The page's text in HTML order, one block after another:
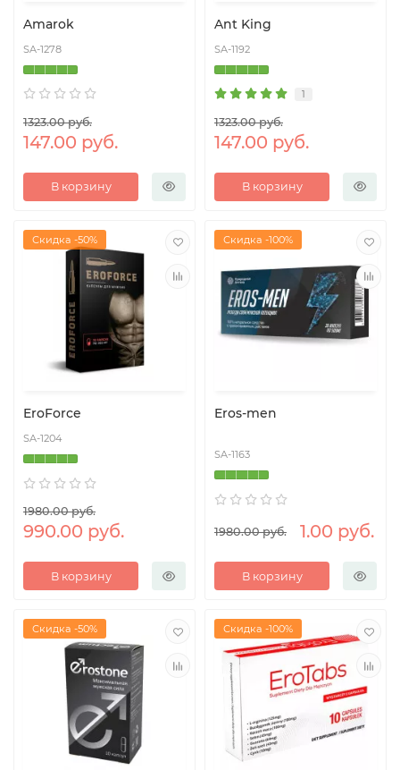
Amarok
SA-1278
1323.00 руб.
147.00 руб.
В корзину
Ant King
SA-1192
1
1323.00 руб.
147.00 руб.
В корзину
Скидка -50%
EroForce
SA-1204
1980.00 руб.
990.00 руб.
В корзину
Скидка -100%
Eros-men
SA-1163
1980.00 руб. 1.00 руб.
В корзину
Скидка -50% Скидка -100%